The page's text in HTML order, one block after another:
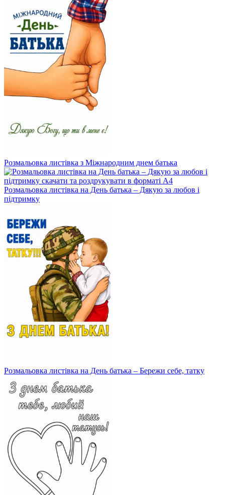
Розмальовка листівка з Міжнародним днем батька
Розмальовка листівка на День батька – Дякую за любов і
підтримку
Розмальовка листівка на День батька – Бережи себе, татку